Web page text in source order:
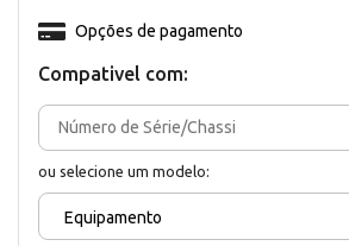
Compativel com:
ou selecione um modelo:
Equipamento
Opções de pagamento